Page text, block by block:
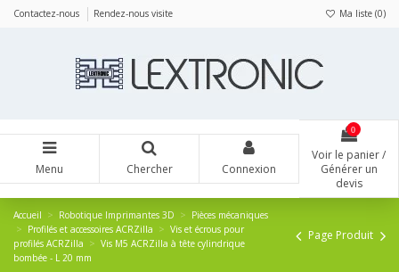
Contactez-nous Rendez-nous visite Ma liste (0)
Menu Chercher Connexion
0
Voir le panier /
Générer un
devis
Accueil Robotique Imprimantes 3D
Pièces mécaniques
Profilés et accessoires ACRZilla
Vis et écrous pour
profilés ACRZilla
Vis M5 ACRZilla à tête cylindrique
bombée - L 20 mm
Page Produit
Panneau de gestion des cookies